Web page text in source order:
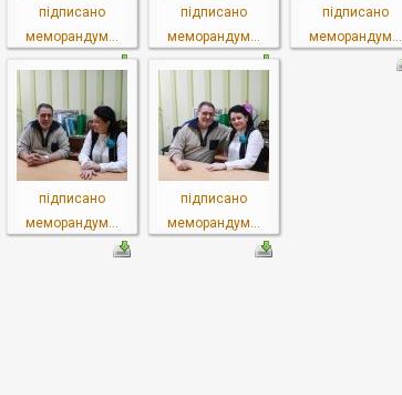
підписано
меморандум...
підписано
меморандум...
підписано
меморандум...
підписано
меморандум...
підписано
меморандум...